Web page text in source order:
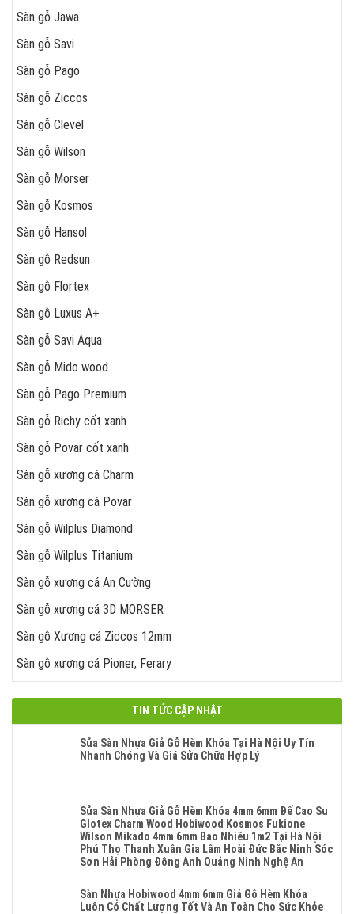
Sàn gỗ Jawa
Sàn gỗ Savi
Sàn gỗ Pago
Sàn gỗ Ziccos
Sàn gỗ Clevel
Sàn gỗ Wilson
Sàn gỗ Morser
Sàn gỗ Kosmos
Sàn gỗ Hansol
Sàn gỗ Redsun
Sàn gỗ Flortex
Sàn gỗ Luxus A+
Sàn gỗ Savi Aqua
Sàn gỗ Mido wood
Sàn gỗ Pago Premium
Sàn gỗ Richy cốt xanh
Sàn gỗ Povar cốt xanh
Sàn gỗ xương cá Charm
Sàn gỗ xương cá Povar
Sàn gỗ Wilplus Diamond
Sàn gỗ Wilplus Titanium
Sàn gỗ xương cá An Cường
Sàn gỗ xương cá 3D MORSER
Sàn gỗ Xương cá Ziccos 12mm
Sàn gỗ xương cá Pioner, Ferary
TIN TỨC CẬP NHẬT
Sửa Sàn Nhựa Giả Gỗ Hèm Khóa Tại Hà Nội Uy Tín
Nhanh Chóng Và Giá Sửa Chữa Hợp Lý
Luận
Ở
Sửa
Sàn
Nhựa
Hèm
Khóa
Sửa Sàn Nhựa Giả Gỗ Hèm Khóa 4mm 6mm Đế Cao Su
Glotex Charm Wood Hobiwood Kosmos Fukione
Wilson Mikado 4mm 6mm Bao Nhiêu 1m2 Tại Hà Nội
Phú Thọ Thanh Xuân Gia Lâm Hoài Đức Bắc Ninh Sóc
Sơn Hải Phòng Đông Anh Quảng Ninh Nghệ An
Có
Bình
Sàn Nhựa Hobiwood 4mm 6mm Giả Gỗ Hèm Khóa
Luôn Có Chất Lượng Tốt Và An Toàn Cho Sức Khỏe